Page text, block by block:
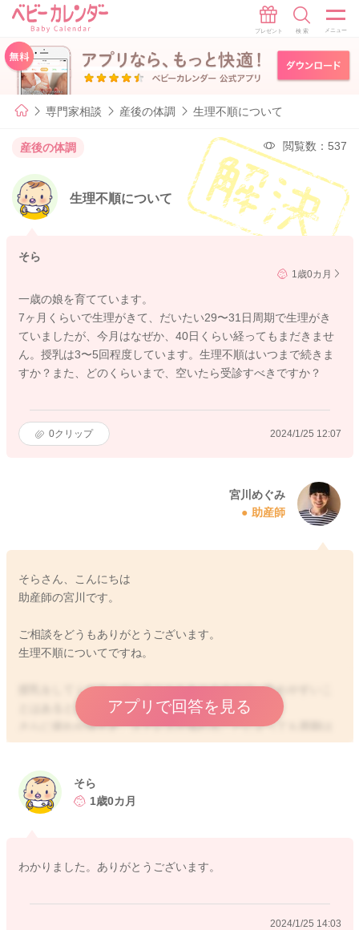
専門家相談 産後の体調 生理不順について
産後の体調 閲覧数：537
生理不順について
そら
1歳0カ月
一歳の娘を育てています。
7ヶ月くらいで生理がきて、だいたい29〜31日周期で生理がき
ていましたが、今月はなぜか、40日くらい経ってもまだきませ
ん。授乳は3〜5回程度しています。生理不順はいつまで続きま
すか？また、どのくらいまで、空いたら受診すべきですか？
0クリップ 2024/1/25 12:07
宮川めぐみ
助産師
そらさん、こんにちは
助産師の宮川です。
ご相談をどうもありがとうございます。
生理不順についてですね。
授乳をしてくださっていることもありますので、乱れやすいこ
とはあると思います。
さらに疲れや寝不足、ストレスが加わることによっても周期は
乱れやすくなると思います。
されてみるのもいいと思いますよ。
アプリで回答を見る
そら
1歳0カ月
わかりました。ありがとうございます。
2024/1/25 14:03